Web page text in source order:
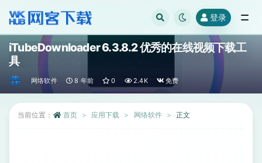
登录
iTubeDownloader 6.3.8.2 优秀的在线视频下载工
具
网络软件 8 年前 0 2.4K 免费
当前位置： 首页 应用下载 网络软件 正文
全部